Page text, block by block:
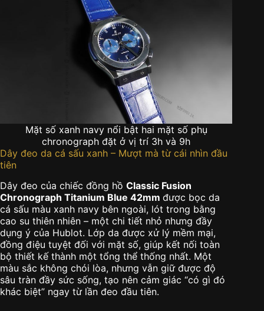
Mặt số xanh navy nổi bật hai mặt số phụ
chronograph đặt ở vị trí 3h và 9h
Dây đeo da cá sấu xanh – Mượt mà từ cái nhìn đầu
tiên
Dây đeo của chiếc đồng hồ Classic Fusion
Chronograph Titanium Blue 42mm được bọc da
cá sấu màu xanh navy bên ngoài, lót trong bằng
cao su thiên nhiên – một chi tiết nhỏ nhưng đầy
dụng ý của Hublot. Lớp da được xử lý mềm mại,
đồng điệu tuyệt đối với mặt số, giúp kết nối toàn
bộ thiết kế thành một tổng thể thống nhất. Một
màu sắc không chói lòa, nhưng vẫn giữ được độ
sâu tràn đầy sức sống, tạo nên cảm giác “có gì đó
khác biệt” ngay từ lần đeo đầu tiên.